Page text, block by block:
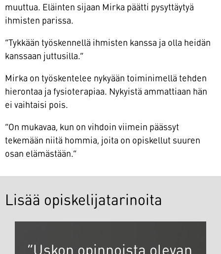
muuttua. Eläinten sijaan Mirka päätti pysyttäytyä
ihmisten parissa.
”Tykkään työskennellä ihmisten kanssa ja olla heidän
kanssaan juttusilla.”
Mirka on työskentelee nykyään toiminimellä tehden
hierontaa ja fysioterapiaa. Nykyistä ammattiaan hän
ei vaihtaisi pois.
”On mukavaa, kun on vihdoin viimein päässyt
tekemään niitä hommia, joita on opiskellut suuren
osan elämästään.”
Lisää opiskelijatarinoita